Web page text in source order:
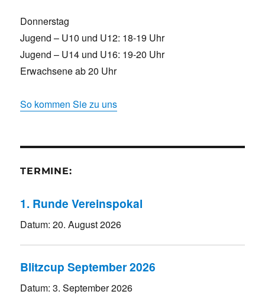
Donnerstag
Jugend – U10 und U12: 18-19 Uhr
Jugend – U14 und U16: 19-20 Uhr
Erwachsene ab 20 Uhr
So kommen Sie zu uns
TERMINE:
1. Runde Vereinspokal
Datum:20. August 2026
Blitzcup September 2026
Datum:3. September 2026